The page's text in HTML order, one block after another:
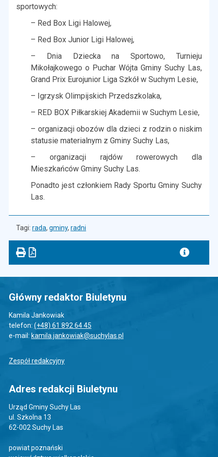
sportowych:
– Red Box Ligi Halowej,
– Red Box Junior Ligi Halowej,
– Dnia Dziecka na Sportowo, Turnieju
Mikołajkowego o Puchar Wójta Gminy Suchy Las,
Grand Prix Eurojunior Liga Szkół w Suchym Lesie,
– Igrzysk Olimpijskich Przedszkolaka,
– RED BOX Piłkarskiej Akademii w Suchym Lesie,
– organizacji obozów dla dzieci z rodzin o niskim
statusie materialnym z Gminy Suchy Las,
– organizacji rajdów rowerowych dla
Mieszkańców Gminy Suchy Las.
Ponadto jest członkiem Rady Sportu Gminy Suchy
Las.
Tagi: rada, gminy, radni
Główny redaktor Biuletynu
Kamila Jankowiak
telefon: (+48) 61 892 64 45
e-mail: kamila.jankowiak@suchylas.pl
Zespół redakcyjny
Adres redakcji Biuletynu
Urząd Gminy Suchy Las
ul. Szkolna 13
62-002 Suchy Las
powiat poznański